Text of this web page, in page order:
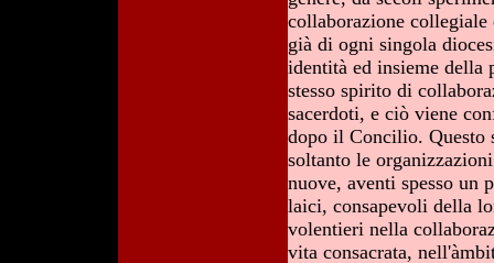
collaborazione
già di ogni singola
identità ed insieme della
stesso spirito di
sacerdoti, e ciò viene
dopo il Concilio. Questo
soltanto le
nuove, aventi spesso un
laici, consapevoli della
volentieri nella
vita consacrata,